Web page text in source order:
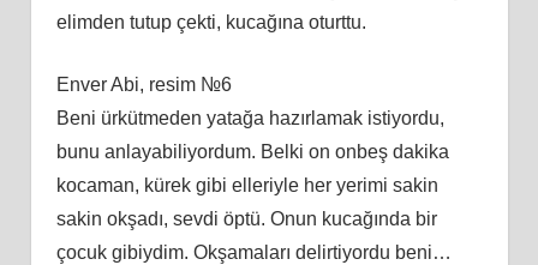
elimden tutup çekti, kucağına oturttu.
Enver Abi, resim №6
Beni ürkütmeden yatağa hazırlamak istiyordu,
bunu anlayabiliyordum. Belki on onbeş dakika
kocaman, kürek gibi elleriyle her yerimi sakin
sakin okşadı, sevdi öptü. Onun kucağında bir
çocuk gibiydim. Okşamaları delirtiyordu beni…